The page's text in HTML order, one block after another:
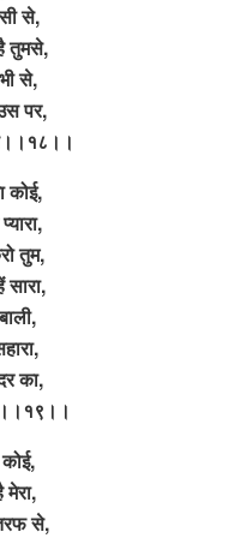
से,
तुमसे,
से,
पर,
कोई,
तुम,
सारा,
का,
से,